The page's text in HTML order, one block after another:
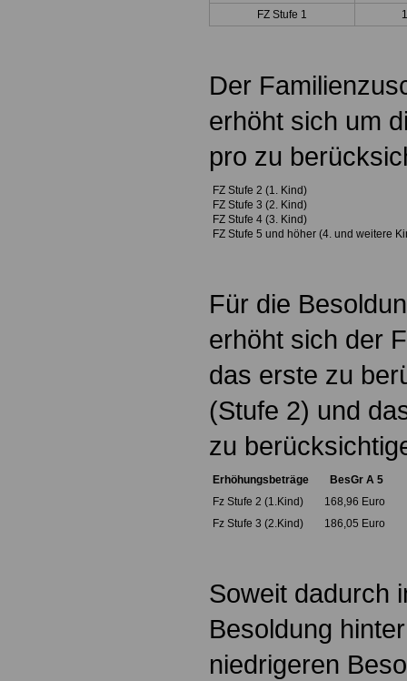
FZ Stufe 1
Der
erhöht sich um
pro zu
FZ Stufe 2 (1. Kind)
FZ Stufe 3 (2. Kind)
FZ Stufe 4 (3. Kind)
FZ Stufe 5 und höher (4. und weitere
Für die
erhöht sich der
das erste zu
(Stufe 2) und
zu
Erhöhungsbeträge
BesGr A 5
Fz Stufe 2 (1.Kind)
168,96 Euro
Fz Stufe 3 (2.Kind)
186,05 Euro
Soweit dadurch
Besoldung
niedrigeren